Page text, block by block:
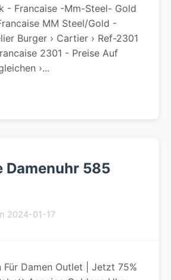
- Francaise -mm-Steel- Gold
MM Steel/Gold -
Burger › Cartier › Ref-2301
2301 - Preise Auf
›...
Damenuhr 585
2024-01-17
Für Damen Outlet | Jetzt 75%